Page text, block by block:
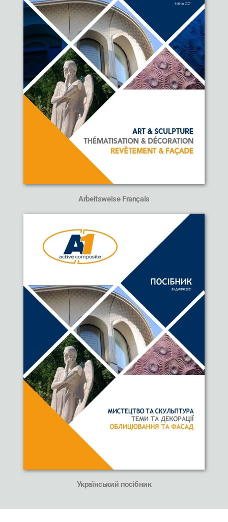
Arbeitsweise Français
Український посібник